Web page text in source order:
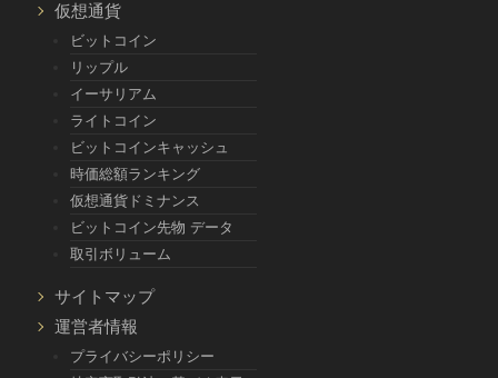
仮想通貨
ビットコイン
リップル
イーサリアム
ライトコイン
ビットコインキャッシュ
時価総額ランキング
仮想通貨ドミナンス
ビットコイン先物 データ
取引ボリューム
サイトマップ
運営者情報
プライバシーポリシー